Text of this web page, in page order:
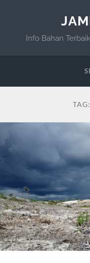
Info Bahan
TAG: